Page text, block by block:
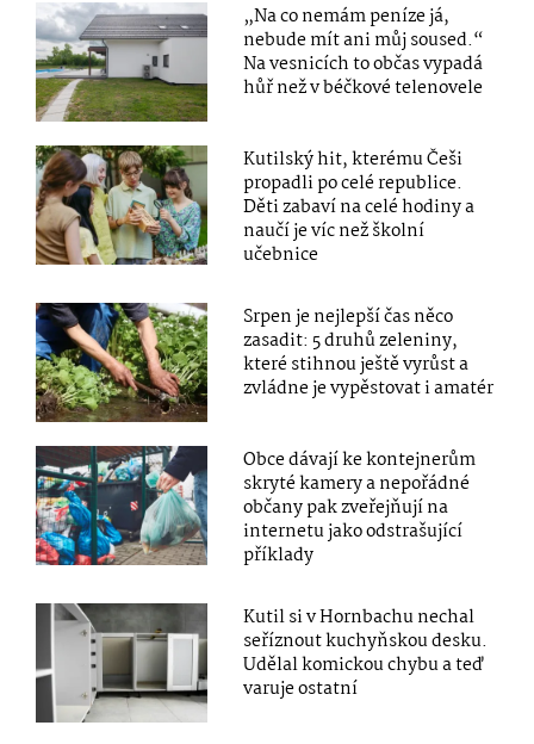
„Na co nemám peníze já,
nebude mít ani můj soused.“
Na vesnicích to občas vypadá
hůř než v béčkové telenovele
Kutilský hit, kterému Češi
propadli po celé republice.
Děti zabaví na celé hodiny a
naučí je víc než školní
učebnice
Srpen je nejlepší čas něco
zasadit: 5 druhů zeleniny,
které stihnou ještě vyrůst a
zvládne je vypěstovat i amatér
Obce dávají ke kontejnerům
skryté kamery a nepořádné
občany pak zveřejňují na
internetu jako odstrašující
příklady
Kutil si v Hornbachu nechal
seříznout kuchyňskou desku.
Udělal komickou chybu a teď
varuje ostatní